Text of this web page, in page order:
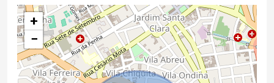
+
−